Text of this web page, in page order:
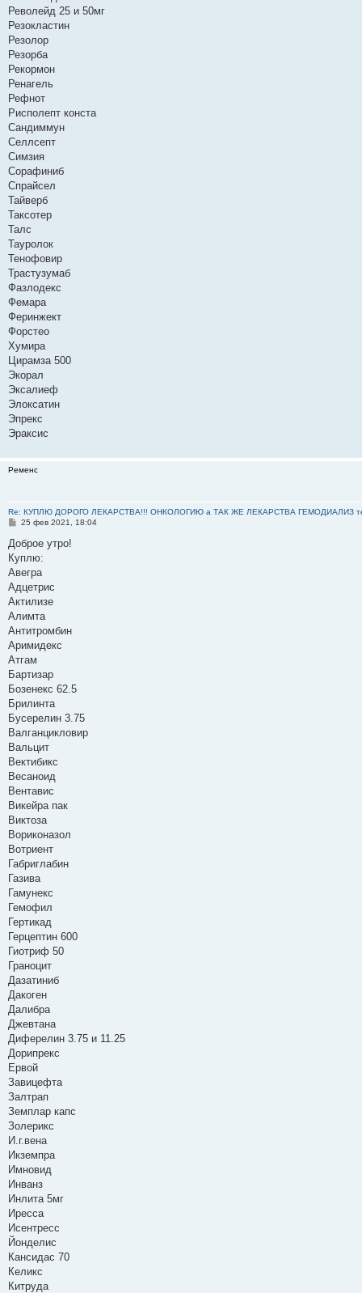
Револейд 25 и 50мг
Резокластин
Резолор
Резорба
Рекормон
Ренагель
Рефнот
Рисполепт конста
Сандиммун
Селлсепт
Симзия
Сорафиниб
Спрайсел
Тайверб
Таксотер
Талс
Тауролок
Тенофовир
Трастузумаб
Фазлодекс
Фемара
Феринжект
Форстео
Хумира
Цирамза 500
Экорал
Эксалиеф
Элоксатин
Эпрекс
Эраксис
Ременс
Re: КУПЛЮ ДОРОГО ЛЕКАРСТВА!!! ОНКОЛОГИЮ а ТАК ЖЕ ЛЕКАРСТВА ГЕМОДИАЛИЗ тел:
С
о
щ
е
и
е
25 фев 2021, 18:04
Доброе утро!
Куплю:
Авегра
Адцетрис
Актилизе
Алимта
Антитромбин
Аримидекс
Атгам
Бартизар
Бозенекс 62.5
Брилинта
Бусерелин 3.75
Валганцикловир
Вальцит
Вектибикс
Весаноид
Вентавис
Викейра пак
Виктоза
Вориконазол
Вотриент
Габриглабин
Газива
Гамунекс
Гемофил
Гертикад
Герцептин 600
Гиотриф 50
Граноцит
Дазатиниб
Дакоген
Далибра
Джевтана
Диферелин 3.75 и 11.25
Дорипрекс
Ервой
Завицефта
Залтрап
Земплар капс
Золерикс
И.г.вена
Икземпра
Имновид
Инванз
Инлита 5мг
Иресса
Исентресс
Йонделис
Кансидас 70
Келикс
Китруда